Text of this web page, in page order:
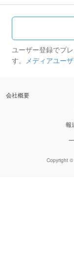
ユーザー登録でプ
す。 メディアユー
会社概要
報
Copyright ©